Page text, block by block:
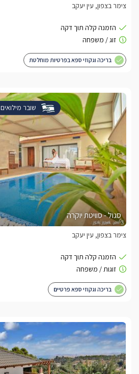
צימר בצפון, עין יעקב
בריכה וגקוזי ספא בפרטיות מוחלטת
שובר מילואים
סגול - סוויטת יוקרה
צימר בצפון, עין יעקב
בריכה וגקוזי ספא פרטיים